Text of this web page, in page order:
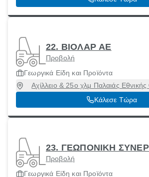
22. ΒΙΟΛΑΡ ΑΕ
Προβολή
Γεωργικά Είδη και Προϊόντα
Αχίλλειο & 25ο χλμ Παλαιάς
Βόλου, ΛΑΡΙΣΑ, Λάρισα [Δήμος],
Κάλεσε Τώρα
23. ΓΕΩΠΟΝΙΚΗ
Προβολή
Γεωργικά Είδη και Προϊόντα